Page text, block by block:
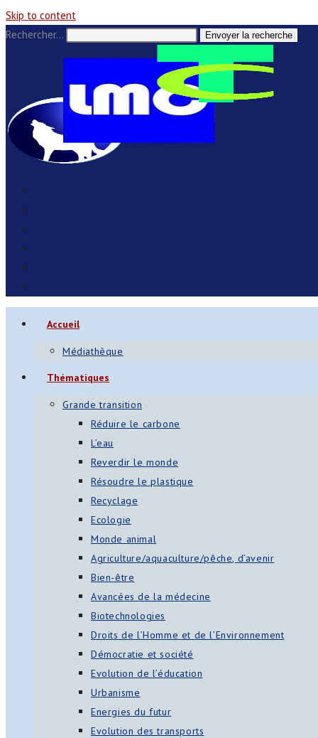
Skip to content
Rechercher…
Envoyer la recherche
Accueil
Médiathèque
Thématiques
Grande transition
Réduire le carbone
L’eau
Reverdir le monde
Résoudre le plastique
Recyclage
Ecologie
Monde animal
Agriculture/aquaculture/pêche, d’avenir
Bien-être
Avancées de la médecine
Biotechnologies
Droits de l’Homme et de l’Environnement
Démocratie et société
Evolution de l’éducation
Urbanisme
Energies du futur
Evolution des transports